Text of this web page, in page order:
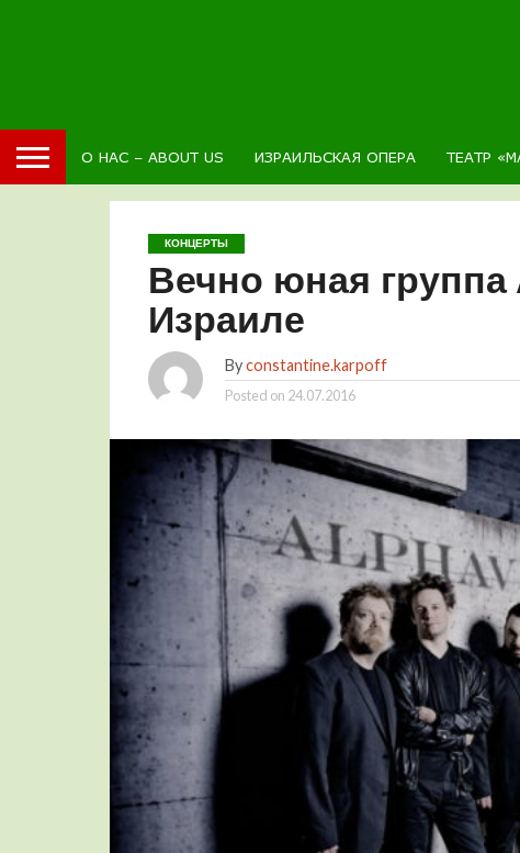
О НАС – ABOUT US ИЗРАИЛЬСКАЯ ОПЕРА ТЕАТР
КОНЦЕРТЫ
Вечно юная
Израиле
Byconstantine.karpoff
Posted on 24.07.2016